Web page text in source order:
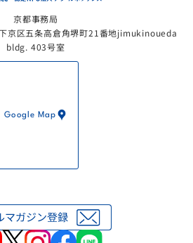
京都事務局
京区五条高倉角堺町21番地jimukinoueda
bldg. 403号室
Google Map